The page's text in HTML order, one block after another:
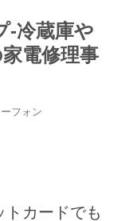
-冷蔵庫や
電修理事
フォン
カードでも